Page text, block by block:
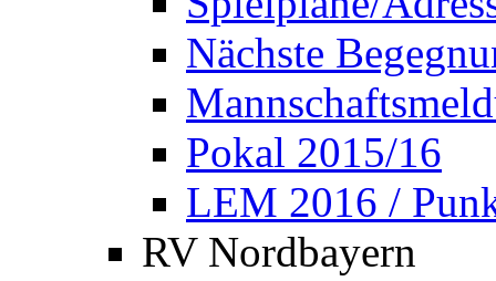
Nächste
Pokal 2015/16
LEM 2016 /
RV Nordbayern